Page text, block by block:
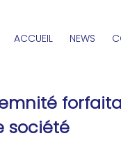
ACCUEIL NEWS
société